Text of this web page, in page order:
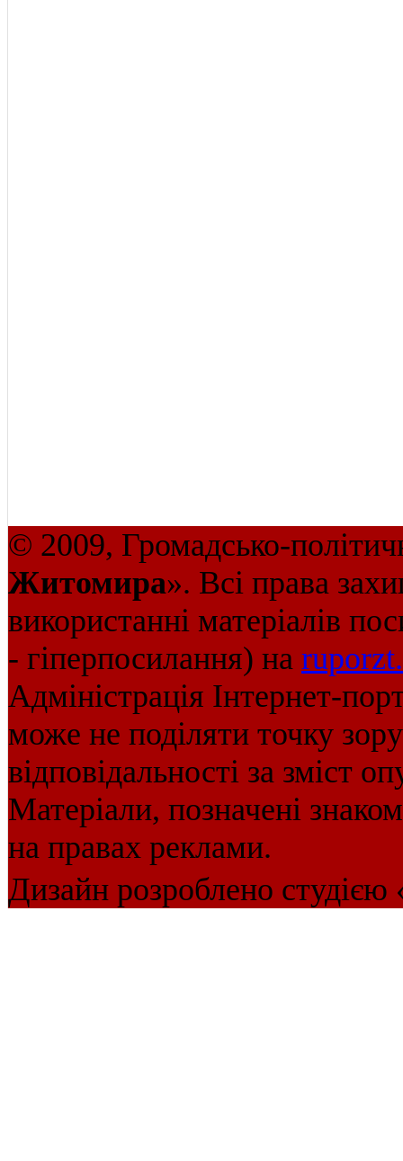
© 2009, Громадсько-
Житомира». Всі права
використанні матеріалів
- гіперпосилання) на
Адміністрація Інтернет-
може не поділяти точку
відповідальності за зміст
Матеріали, позначені
на правах реклами.
Дизайн розроблено студією